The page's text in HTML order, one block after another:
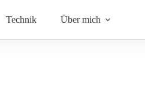
Technik Über mich